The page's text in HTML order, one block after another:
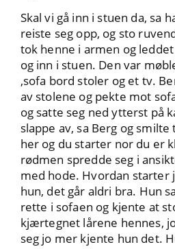
Skal vi gå inn i stuen da, sa
reiste seg opp, og sto
tok henne i armen og
og inn i stuen. Den var
,sofa bord stoler og et tv.
av stolene og pekte mot
og satte seg ned ytterst på
slappe av, sa Berg og
her og du starter nor du er
rødmen spredde seg i
med hode. Hvordan starter
hun, det går aldri bra. Hun
rette i sofaen og kjente at
kjærtegnet lårene hennes,
seg jo mer kjente hun det.